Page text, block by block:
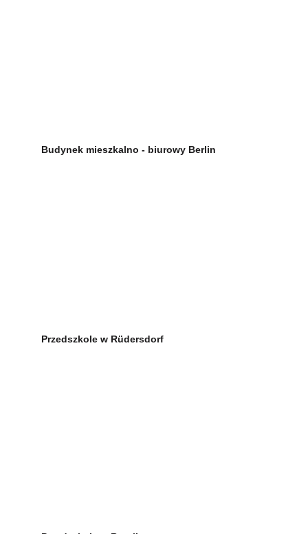
Budynek mieszkalno - biurowy Berlin
Przedszkole w Rüdersdorf